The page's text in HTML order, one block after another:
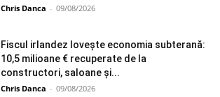
Chris Danca - 09/08/2026
Fiscul irlandez lovește economia subterană:
10,5 milioane € recuperate de la
constructori, saloane și...
Chris Danca - 09/08/2026